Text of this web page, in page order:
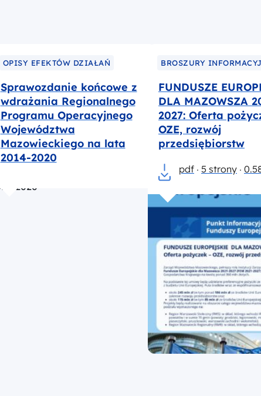
OPISY EFEKTÓW DZIAŁAŃ
Sprawozdanie końcowe z
wdrażania Regionalnego
Programu Operacyjnego
Województwa
Mazowieckiego na lata
2014-2020
BROSZURY
FUNDUSZE
DLA MAZOWSZA
2027: Oferta
OZE, rozwój
przedsiębiorstw
pdf 5 strony